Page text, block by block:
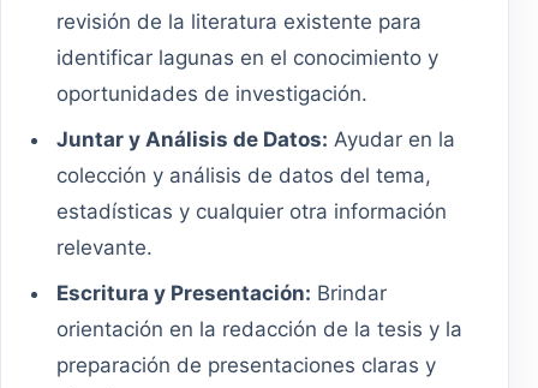
revisión de la literatura existente para
identificar lagunas en el conocimiento y
oportunidades de investigación.
Juntar y Análisis de Datos: Ayudar en la
colección y análisis de datos del tema,
estadísticas y cualquier otra información
relevante.
Escritura y Presentación: Brindar
orientación en la redacción de la tesis y la
preparación de presentaciones claras y